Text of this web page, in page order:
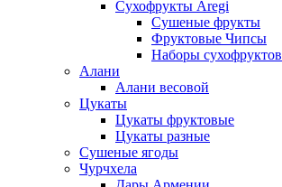
Сухофрукты Aregi
Сушеные фрукты
Фруктовые Чипсы
Наборы сухофруктов
Алани
Алани весовой
Цукаты
Цукаты фруктовые
Цукаты разные
Сушеные ягоды
Чурчхела